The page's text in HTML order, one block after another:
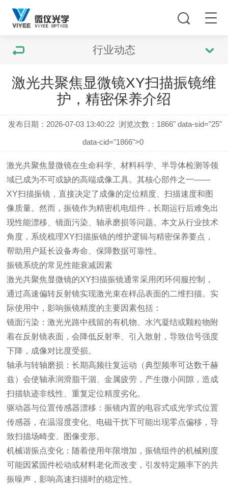
行业动态
激光共聚焦显微镜XY扫描振镜维
护，精密保养介绍
发布日期：2026-07-03 13:40:22 浏览次数： 1866" data-sid="25"
data-cid="1866">0
激光共聚焦显微镜在生命科学、材料科学、半导体检测等领
域已成为不可或缺的高端成像工具。其核心部件之一——
XY扫描振镜，直接决定了成像的定位精度、扫描速度和图
像质量。然而，振镜作为精密机电组件，长期运行后难免出
现性能漂移、镜面污染、轴承磨损等问题。本文从行业技术
角度，系统梳理XY扫描振镜的维护逻辑与精密保养要点，
帮助用户延长设备寿命、保障数据可靠性。
振镜系统的常见性能衰减因素
激光共聚焦显微镜的XY扫描振镜通常采用闭环伺服控制，
通过高速偏转反射镜实现激光束在样品表面的二维扫描。实
际使用中，影响振镜精度的主要因素包括：
镜面污染：激光光路中残留的有机物、水汽凝结或颗粒物附
着在反射镜表面，会降低反射率、引入散射，导致信号强度
下降，成像对比度受损。
轴承与转轴磨损：长期高频往复运动（典型频率可达数千赫
兹）会使轴承润滑脂干涸、金属疲劳，产生微小间隙，造成
扫描轨迹非线性、重复定位精度劣化。
驱动器与位置传感器漂移：振镜内置的电容式或光学式位置
传感器，在温湿度变化、电磁干扰下可能出现零点偏移，导
致扫描场畸变、图像变形。
机械谐振点变化：随着使用年限增加，振镜组件的机械刚度
可能因紧固件松动或材料老化而改变，引发特定频率下的共
振噪声，影响高速扫描时的稳定性。